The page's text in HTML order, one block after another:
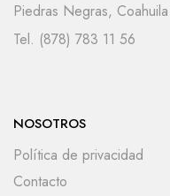
Piedras Negras, Coahuila
Tel. (878) 783 11 56
NOSOTROS
Política de privacidad
Contacto